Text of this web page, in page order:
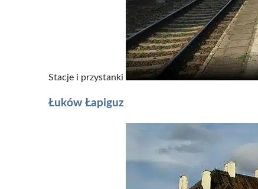
Stacje i przystanki
Łuków Łapiguz